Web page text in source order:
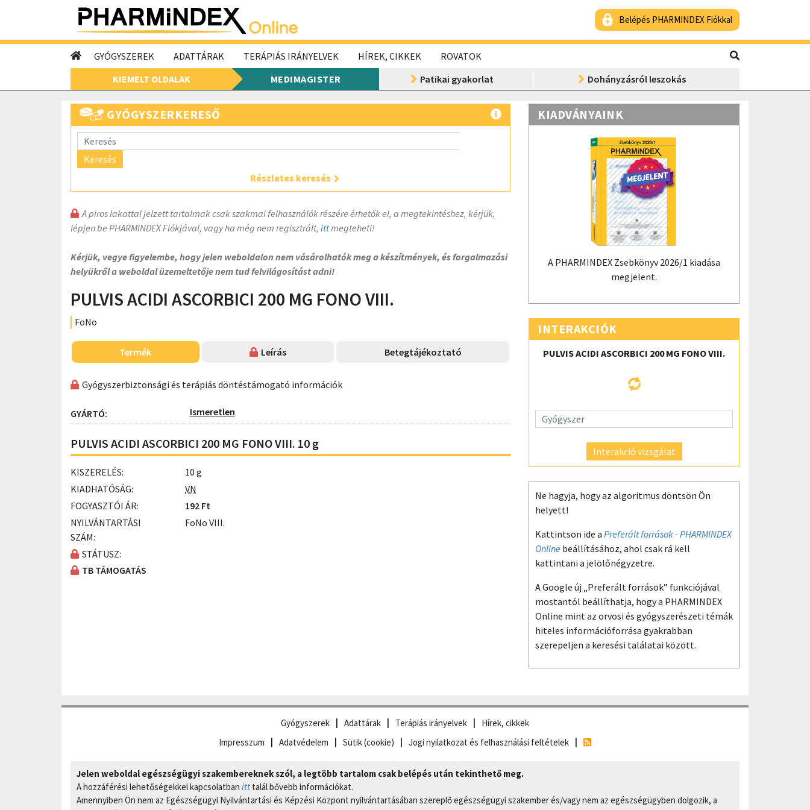
Belépés PHARMINDEX Fiókkal
GYÓGYSZEREK ADATTÁRAK TERÁPIÁS IRÁNYELVEK HÍREK, CIKKEK
ROVATOK
KIEMELT OLDALAK
MEDIMAGISTER Patikai gyakorlat Dohányzásról leszokás
GYÓGYSZERKERESŐ
Keresés
Részletes keresés
A piros lakattal jelzett tartalmak csak szakmai felhasználók részére érhetők el, a megtekintéshez, kérjük,
lépjen be PHARMINDEX Fiókjával, vagy ha még nem regisztrált, ittmegteheti!
Kérjük, vegye figyelembe, hogy jelen weboldalon nem vásárolhatók meg a készítmények, és forgalmazási
helyükről a weboldal üzemeltetője nem tud felvilágosítást adni!
PULVIS ACIDI ASCORBICI 200 MG FONO VIII.
FoNo
Termék Leírás Betegtájékoztató
Gyógyszerbiztonsági és terápiás döntéstámogató információk
GYÁRTÓ: Ismeretlen
PULVIS ACIDI ASCORBICI 200 MG FONO VIII. 10 g
KISZERELÉS:
10 g
KIADHATÓSÁG:
VN
FOGYASZTÓI ÁR:
192 Ft
NYILVÁNTARTÁSI
SZÁM:
FoNo VIII.
STÁTUSZ:
TB TÁMOGATÁS
KIADVÁNYAINK
A PHARMINDEX Zsebkönyv 2026/1 kiadása
megjelent.
INTERAKCIÓK
PULVIS ACIDI ASCORBICI 200 MG FONO VIII.
Interakció vizsgálat
Ne hagyja, hogy az algoritmus döntsön Ön
helyett!
Kattintson ide a Preferált források - PHARMINDEX
Online beállításához, ahol csak rá kell
kattintani a jelölőnégyzetre.
A Google új „Preferált források” funkciójával
mostantól beállíthatja, hogy a PHARMINDEX
Online mint az orvosi és gyógyszerészeti témák
hiteles információforrása gyakrabban
szerepeljen a keresési találatai között.
Gyógyszerek Adattárak Terápiás irányelvek
Hírek, cikkek
Impresszum
Adatvédelem Sütik (cookie) Jogi nyilatkozat és felhasználási feltételek
Jelen weboldal egészségügyi szakembereknek szól, a legtöbb tartalom csak belépés után tekinthető meg.
A hozzáférési lehetőségekkel kapcsolatban itt talál bővebb információkat.
Amennyiben Ön nem az Egészségügyi Nyilvántartási és Képzési Központ nyilvántartásában szereplő egészségügyi szakember és/vagy nem az egészségügyben dolgozik, a